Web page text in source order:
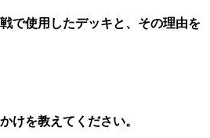
で使用したデッキと、その理由を
けを教えてください。